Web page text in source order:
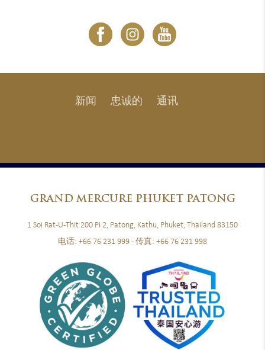
新闻 忠诚的 通讯
GRANDMERCURE PHUKET PATONG
1 Soi Rat-U-Thit 200 Pi 2, Patong, Kathu, Phuket, Thailand 83150
电话: +66 76 231 999 - 传真: +66 76 231 998